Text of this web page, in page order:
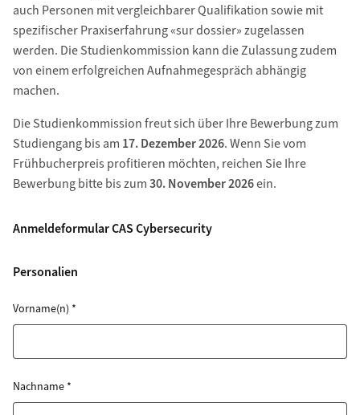
auch Personen mit vergleichbarer Qualifikation sowie mit
spezifischer Praxiserfahrung «sur dossier» zugelassen
werden. Die Studienkommission kann die Zulassung zudem
von einem erfolgreichen Aufnahmegespräch abhängig
machen.
Die Studienkommission freut sich über Ihre Bewerbung zum
Studiengang bis am 17. Dezember 2026. Wenn Sie vom
Frühbucherpreis profitieren möchten, reichen Sie Ihre
Bewerbung bitte bis zum30. November 2026ein.
Anmeldeformular CAS Cybersecurity
Personalien
Vorname(n) *
Nachname *